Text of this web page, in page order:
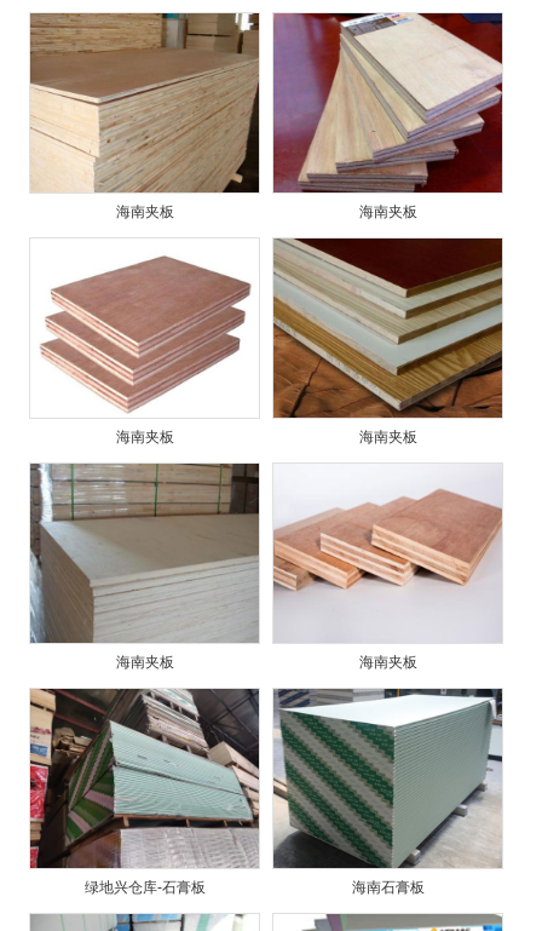
海南夹板 海南夹板
海南夹板 海南夹板
海南夹板 海南夹板
绿地兴仓库-石膏板 海南石膏板